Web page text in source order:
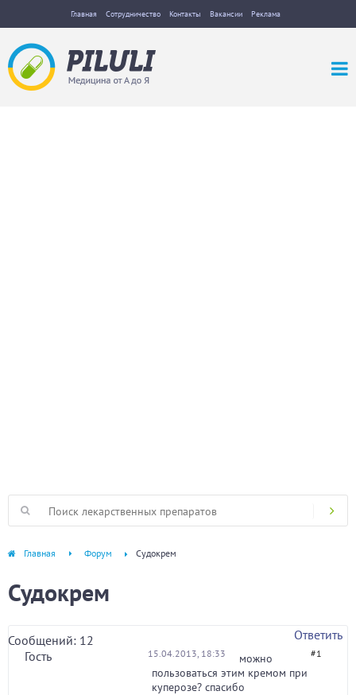
Главная Сотрудничество Контакты Вакансии Реклама
Главная Форум Судокрем
Судокрем
Сообщений: 12
Ответить
Гость
15.04.2013, 18:33 #1
можно
пользоваться этим кремом при
куперозе? спасибо